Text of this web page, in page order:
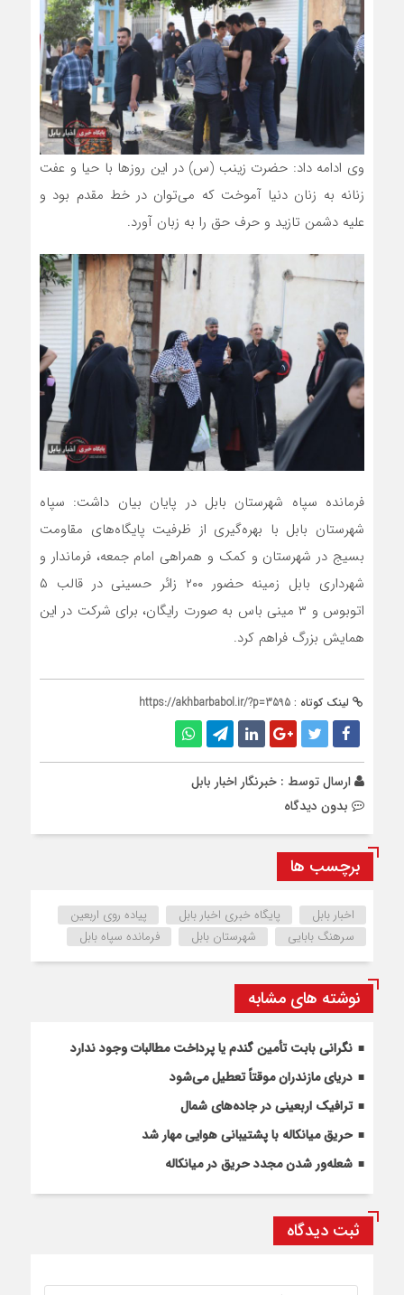
وی ادامه داد: حضرت زینب (س) در این روزها با حیا و عفت
زنانه به زنان دنیا آموخت که می‌توان در خط مقدم بود و
علیه دشمن تازید و حرف حق را به زبان آورد.
فرمانده سپاه شهرستان بابل در پایان بیان داشت: سپاه
شهرستان بابل با بهره‌گیری از ظرفیت پایگاه‌های مقاومت
بسیج در شهرستان و کمک و همراهی امام جمعه، فرماندار و
شهرداری بابل زمینه حضور ۲۰۰ زائر حسینی در قالب ۵
اتوبوس و ۳ مینی باس به صورت رایگان، برای شرکت در این
همایش بزرگ فراهم کرد.
لینک کوتاه : https://akhbarbabol.ir/?p=3595
ارسال توسط : خبرنگار اخبار بابل
بدون دیدگاه
برچسب ها
اخبار بابل پایگاه خبری اخبار بابل
پیاده روی اربعین
سرهنگ بابایی
شهرستان بابل فرمانده سپاه بابل
نوشته های مشابه
نگرانی بابت تأمین گندم یا پرداخت مطالبات وجود ندارد
دریای مازندران موقتاً تعطیل می‌شود
ترافیک اربعینی در جاده‌های شمال
حریق میانکاله با پشتیبانی هوایی مهار شد
شعله‌ور شدن مجدد حریق در میانکاله
ثبت دیدگاه